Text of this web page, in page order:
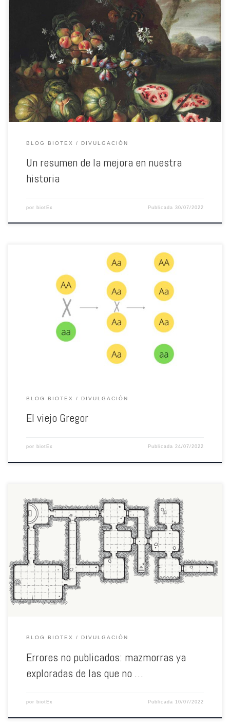
Las plantas que usamos hoy en día en la agricultura no siempre han sido
así. Desde que el ser humano se volvió sedentario y comenzó a cultivar sus
alimentos, las plantas y los animales han sufrido un proceso de selección
artificial constante. Nuestros ancestros, al pasar de nómadas a
sedentarios, […]
BLOG BIOTEX DIVULGACIÓN
Un resumen de la mejora en nuestra
historia
por biotEx Publicada30/07/2022
La genética es un campo del conocimiento con el que convivimos
indirectamente día a día. La mayoría de la gente ha usado la palabra “gen” o
“genes” en algún momento de sus vidas, sobre todo a la hora de hablar de
cualidades o características que suponen heredables. Muchas veces no
BLOG BIOTEX DIVULGACIÓN
El viejo Gregor
por biotEx Publicada24/07/2022
Hace unos años comencé mis andanzas en el mundo del rol de mesa
apoyándome en el manual de “Dragones y Mazmorras”, ese juego en el que
un puñado de amigos pasan la tarde interpretando a personajes
imaginarios, viviendo historias fantásticas y muy pocas veces combatiendo
a un dragón. Lo que […]
BLOG BIOTEX DIVULGACIÓN
Errores no publicados: mazmorras ya
exploradas de las que no …
por biotEx Publicada 10/07/2022